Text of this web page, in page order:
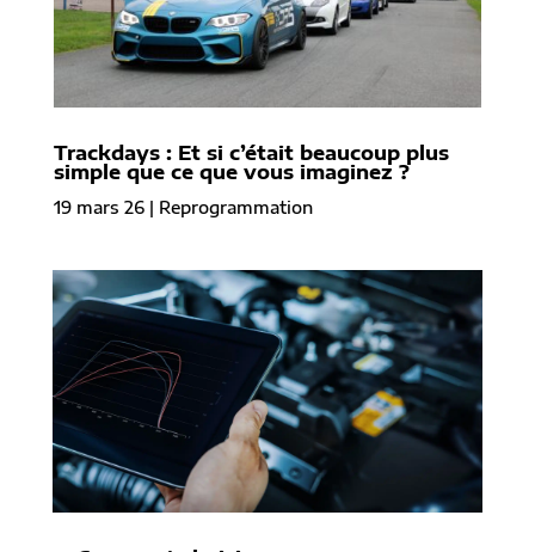
Trackdays : Et si c’était beaucoup plus
simple que ce que vous imaginez ?
19 mars 26| Reprogrammation